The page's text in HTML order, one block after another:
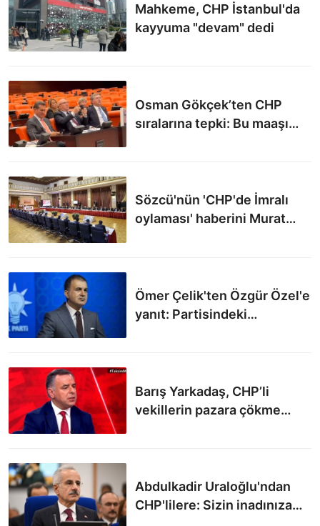
Mahkeme, CHP İstanbul'da
kayyuma "devam" dedi
Osman Gökçek’ten CHP
sıralarına tepki: Bu maaşı
Sözcü'nün 'CHP'de İmralı
oylaması' haberini Murat
Ömer Çelik'ten Özgür Özel'e
yanıt: Partisindeki
Barış Yarkadaş, CHP’li
vekillerin pazara çökme
Abdulkadir Uraloğlu'ndan
CHP'lilere: Sizin inadınıza